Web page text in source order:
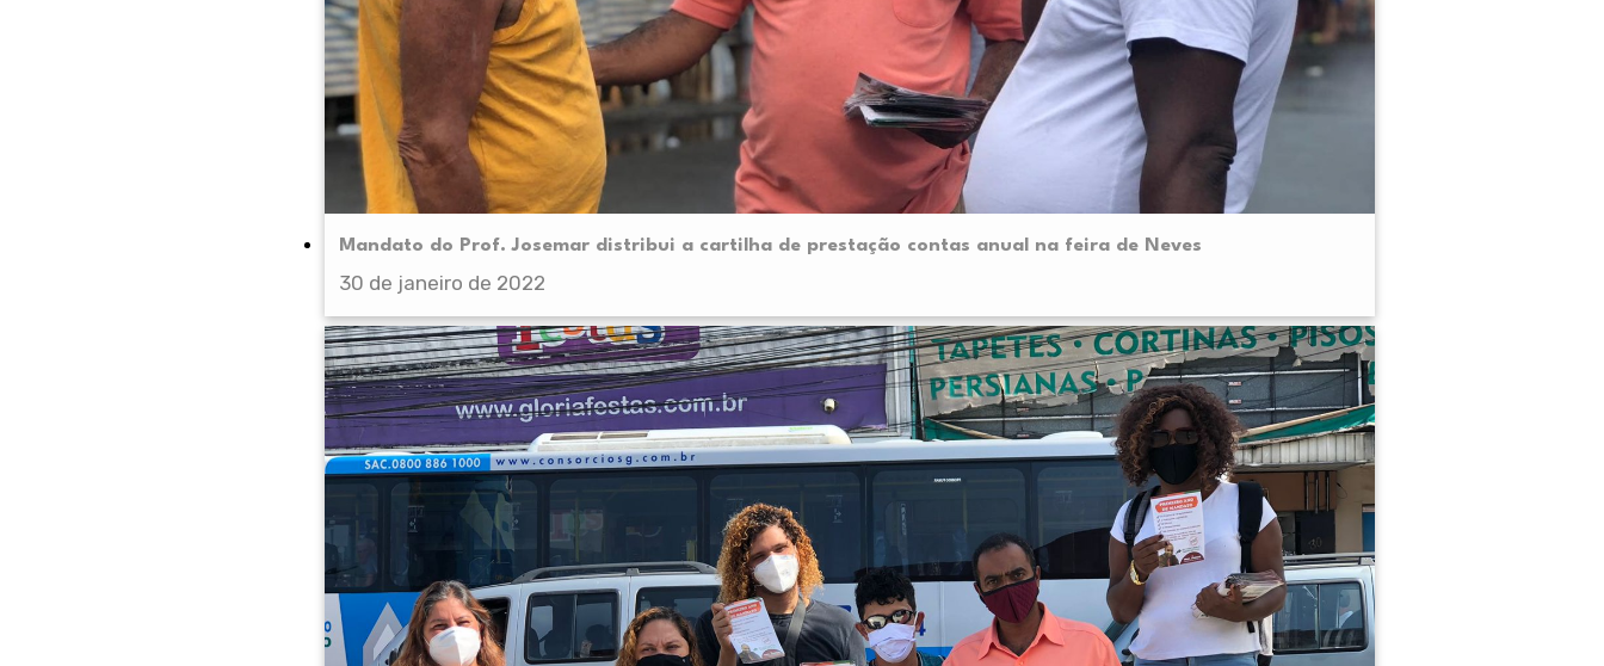
Mandato do Prof. Josemar distribui a cartilha de prestação contas anual na feira de Neves
30 de janeiro de 2022